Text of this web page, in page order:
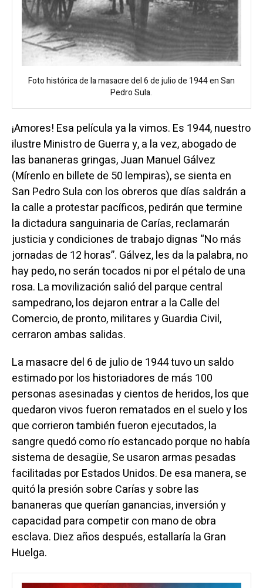
Foto histórica de la masacre del 6 de julio de 1944 en San
Pedro Sula.
¡Amores! Esa película ya la vimos. Es 1944, nuestro
ilustre Ministro de Guerra y, a la vez, abogado de
las bananeras gringas, Juan Manuel Gálvez
(Mírenlo en billete de 50 lempiras), se sienta en
San Pedro Sula con los obreros que días saldrán a
la calle a protestar pacíficos, pedirán que termine
la dictadura sanguinaria de Carías, reclamarán
justicia y condiciones de trabajo dignas “No más
jornadas de 12 horas”. Gálvez, les da la palabra, no
hay pedo, no serán tocados ni por el pétalo de una
rosa. La movilización salió del parque central
sampedrano, los dejaron entrar a la Calle del
Comercio, de pronto, militares y Guardia Civil,
cerraron ambas salidas.
La masacre del 6 de julio de 1944 tuvo un saldo
estimado por los historiadores de más 100
personas asesinadas y cientos de heridos, los que
quedaron vivos fueron rematados en el suelo y los
que corrieron también fueron ejecutados, la
sangre quedó como río estancado porque no había
sistema de desagüe, Se usaron armas pesadas
facilitadas por Estados Unidos. De esa manera, se
quitó la presión sobre Carías y sobre las
bananeras que querían ganancias, inversión y
capacidad para competir con mano de obra
esclava. Diez años después, estallaría la Gran
Huelga.